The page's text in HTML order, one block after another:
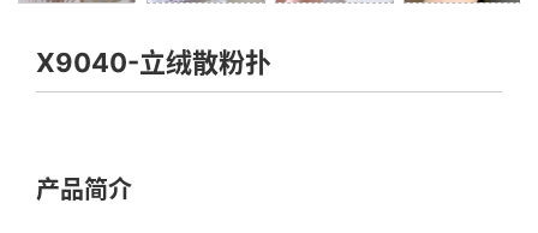
X9040-立绒散粉扑
产品简介